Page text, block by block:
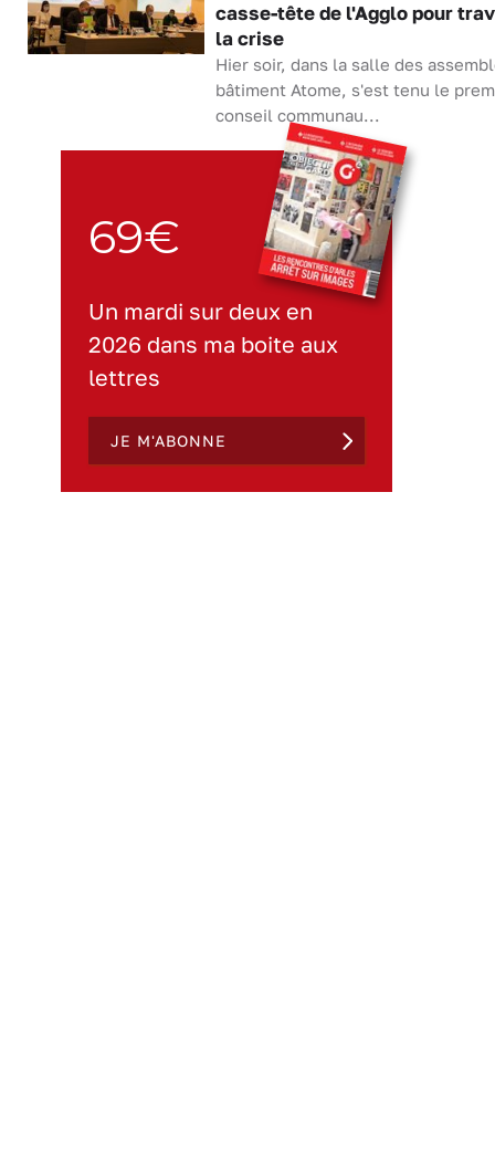
casse-tête de l'Agglo pour
la crise
Hier soir, dans la salle des
bâtiment Atome, s'est tenu le
conseil communau...
69€
Un mardi sur deux en
2026 dans ma boite aux
lettres
JE M'ABONNE